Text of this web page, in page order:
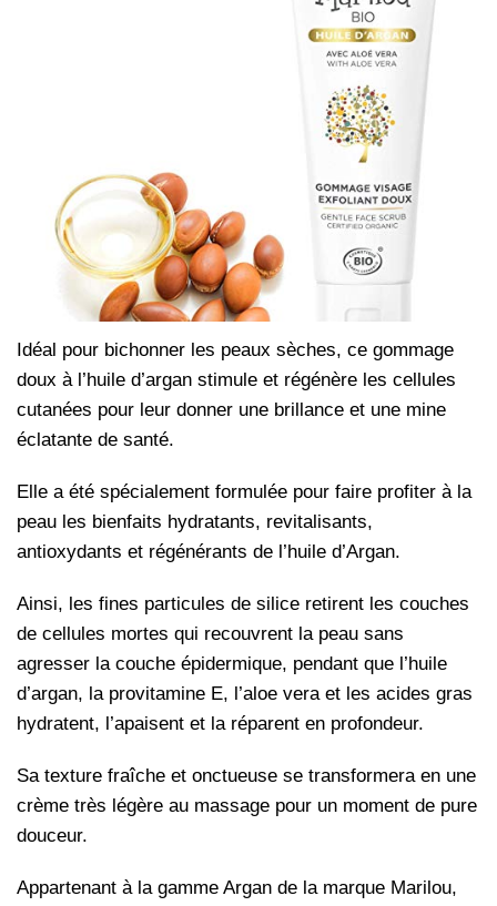
Idéal pour bichonner les peaux sèches, ce gommage
doux à l’huile d’argan stimule et régénère les cellules
cutanées pour leur donner une brillance et une mine
éclatante de santé.
Elle a été spécialement formulée pour faire profiter à la
peau les bienfaits hydratants, revitalisants,
antioxydants et régénérants de l’huile d’Argan.
Ainsi, les fines particules de silice retirent les couches
de cellules mortes qui recouvrent la peau sans
agresser la couche épidermique, pendant que l’huile
d’argan, la provitamine E, l’aloe vera et les acides gras
hydratent, l’apaisent et la réparent en profondeur.
Sa texture fraîche et onctueuse se transformera en une
crème très légère au massage pour un moment de pure
douceur.
Appartenant à la gamme Argan de la marque Marilou,